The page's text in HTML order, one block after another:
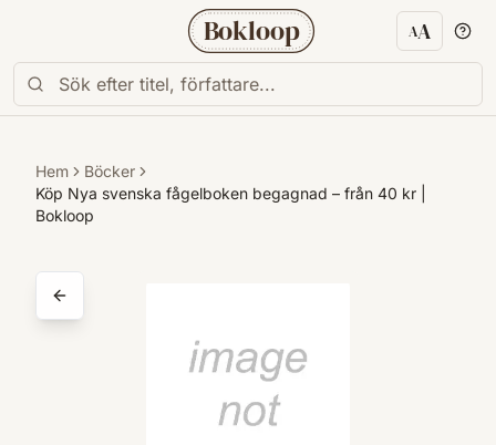
Bokloop AA
Hem
Böcker
Köp Nya svenska fågelboken begagnad – från 40 kr |
Bokloop